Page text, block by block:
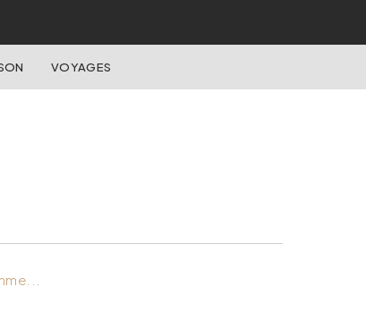
VOYAGES